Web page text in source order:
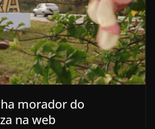
morador do
na web